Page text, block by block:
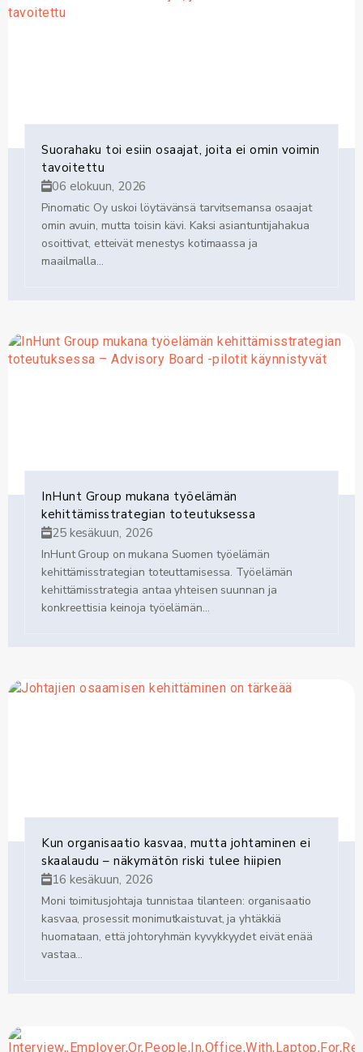
Suorahaku toi esiin osaajat, joita ei omin voimin
tavoitettu
06 elokuun, 2026
Pinomatic Oy uskoi löytävänsä tarvitsemansa osaajat
omin avuin, mutta toisin kävi. Kaksi asiantuntijahakua
osoittivat, etteivät menestys kotimaassa ja
maailmalla...
InHunt Group mukana työelämän
kehittämisstrategian toteutuksessa
25 kesäkuun, 2026
InHunt Group on mukana Suomen työelämän
kehittämisstrategian toteuttamisessa. Työelämän
kehittämisstrategia antaa yhteisen suunnan ja
konkreettisia keinoja työelämän...
Kun organisaatio kasvaa, mutta johtaminen ei
skaalaudu – näkymätön riski tulee hiipien
16 kesäkuun, 2026
Moni toimitusjohtaja tunnistaa tilanteen: organisaatio
kasvaa, prosessit monimutkaistuvat, ja yhtäkkiä
huomataan, että johtoryhmän kyvykkyydet eivät enää
vastaa...